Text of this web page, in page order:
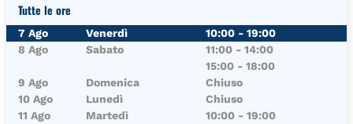
Tutte le ore
Giorno della Settimana
7 Ago Venerdì 10:00 - 19:00
8 Ago
Sabato 11:00 - 14:00
15:00 - 18:00
9 Ago
Domenica
Chiuso
10 Ago
Lunedì
Chiuso
11 Ago
Martedì 10:00 - 19:00